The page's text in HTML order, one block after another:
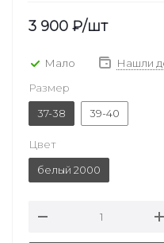
3 900 ₽/шт
Мало
Нашли
Размер
37-38
39-40
Цвет
белый 2000